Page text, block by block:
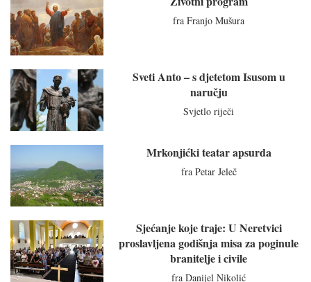
fra Franjo Mušura
Sveti Anto – s djetetom Isusom u
naručju
Svjetlo riječi
Mrkonjićki teatar apsurda
fra Petar Jeleč
Sjećanje koje traje: U Neretvici
proslavljena godišnja misa za poginule
branitelje i civile
fra Danijel Nikolić